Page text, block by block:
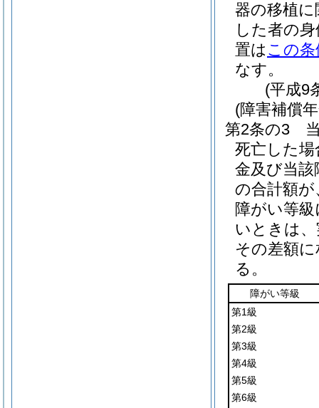
器の移植
した者の
置は この条
なす。
(平成9
(障害補償
第2条の3
死亡した
金及び当該
の合計額が
障がい等
いときは
その差額
る。
障がい等級
第1級
第2級
第3級
第4級
第5級
第6級